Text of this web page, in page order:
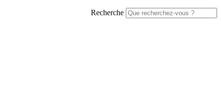
Recherche